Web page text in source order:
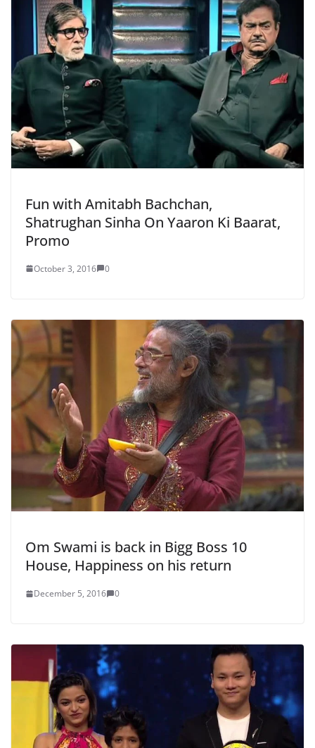
Fun with Amitabh Bachchan,
Shatrughan Sinha On Yaaron Ki Baarat,
Promo
October 3, 2016 0
Om Swami is back in Bigg Boss 10
House, Happiness on his return
December 5, 2016 0